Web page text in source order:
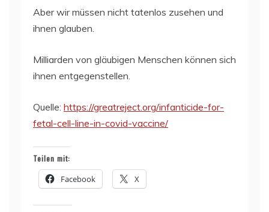
Aber wir müssen nicht tatenlos zusehen und
ihnen glauben.
Milliarden von gläubigen Menschen können sich
ihnen entgegenstellen.
Quelle: https://greatreject.org/infanticide-for-
fetal-cell-line-in-covid-vaccine/
Teilen mit:
Facebook X